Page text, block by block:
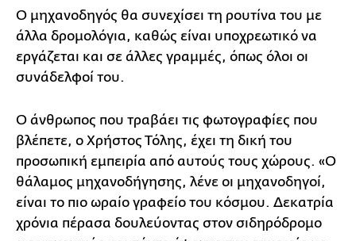
Ο μηχανοδηγός θα συνεχίσει τη ρουτίνα του με
άλλα δρομολόγια, καθώς είναι υποχρεωτικό να
εργάζεται και σε άλλες γραμμές, όπως όλοι οι
συνάδελφοί του.
Ο άνθρωπος που τραβάει τις φωτογραφίες που
βλέπετε, ο Χρήστος Τόλης, έχει τη δική του
προσωπική εμπειρία από αυτούς τους χώρους. «Ο
θάλαμος μηχανοδήγησης, λένε οι μηχανοδηγοί,
είναι το πιο ωραίο γραφείο του κόσμου. Δεκατρία
χρόνια πέρασα δουλεύοντας στον σιδηρόδρομο